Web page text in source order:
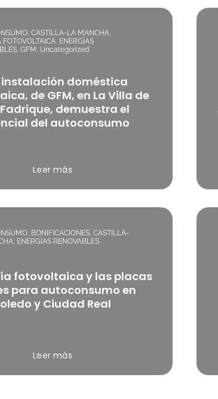
,CASTILLA-LA MANCHA,
FOTOVOLTAICA, ENERGÍAS
,GFM , Uncategorized
instalación doméstica
de GFM, en La Villa de
demuestra el
del autoconsumo
Leer más
, BONIFICACIONES,CASTILLA-
, ENERGÍAS RENOVABLES
fotovoltaica y las placas
para autoconsumo en
y Ciudad Real
Leer más